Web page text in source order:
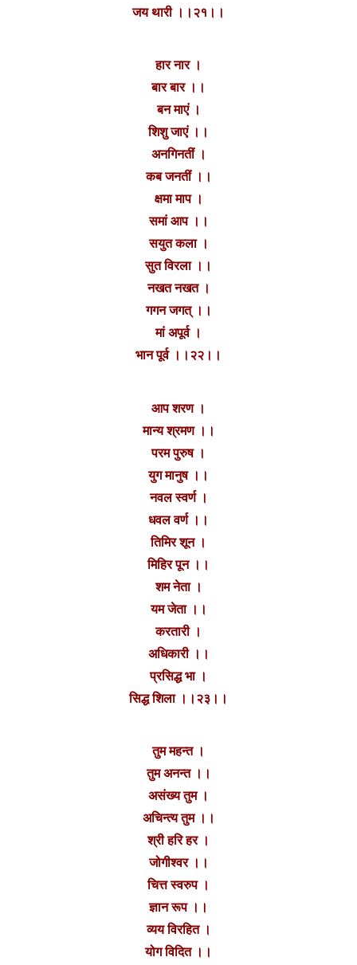
जय थारी ।।२१।।
हार नार ।
बार बार ।।
बन माएं ।
शिशु जाएं ।।
अनगिनतीं ।
कब जनतीं ।।
क्षमा माप ।
समां आप ।।
सयुत कला ।
सुत विरला ।।
नखत नखत ।‌
गगन जगत् ।।
मां अपूर्व ।
भान पूर्व ।।२२।।
आप शरण ।
मान्य श्रमण ।।
परम पुरुष‌ ।
युग मानुष ।।
नवल स्वर्ण ।
धवल वर्ण‌ ।।
तिमिर शून ।
मिहिर पून ।।
शम नेता ।
यम जेता ।।
करतारी ।
अधिकारी ।।
प्रसिद्ध भा ।
सिद्ध शिला ।।२३।।
तुम महन्त ।
तुम अनन्त ।।
असंख्य तुम ।
अचिन्त्य तुम ।।
श्री हरि हर ।
जोगीश्वर ।।
चित्त स्वरुप ।
ज्ञान रूप ।।
व्यय विरहित ।
योग विदित ।।